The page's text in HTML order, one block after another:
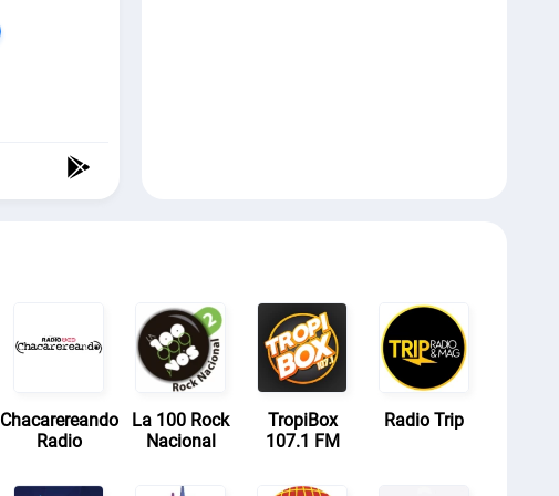
Chacarereando
Radio
La 100 Rock
Nacional
TropiBox
107.1 FM
Radio Trip